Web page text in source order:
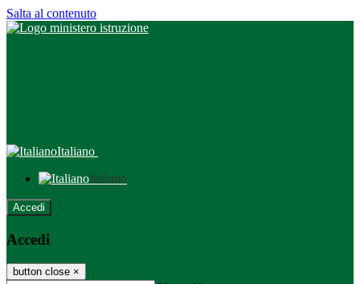
Salta al contenuto
Italiano
Italiano
Accedi
Accedi
button close ×